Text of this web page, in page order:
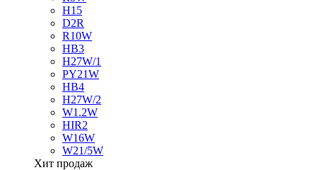
H15
D2R
R10W
HB3
H27W/1
PY21W
HB4
H27W/2
W1.2W
HIR2
W16W
W21/5W
Хит продаж